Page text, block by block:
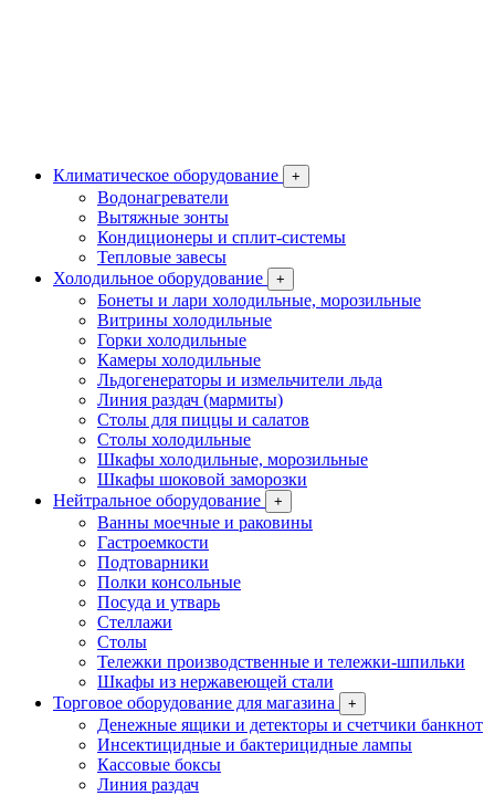
Климатическое оборудование +
Водонагреватели
Вытяжные зонты
Кондиционеры и сплит-системы
Тепловые завесы
Холодильное оборудование
+
Бонеты и лари холодильные, морозильные
Витрины холодильные
Горки холодильные
Камеры холодильные
Льдогенераторы и измельчители льда
Линия раздач (мармиты)
Столы для пиццы и салатов
Столы холодильные
Шкафы холодильные, морозильные
Шкафы шоковой заморозки
Нейтральное оборудование
+
Ванны моечные и раковины
Гастроемкости
Подтоварники
Полки консольные
Посуда и утварь
Стеллажи
Столы
Тележки производственные и тележки-шпильки
Шкафы из нержавеющей стали
Торговое оборудование для магазина
+
Денежные ящики и детекторы и счетчики банкнот
Инсектицидные и бактерицидные лампы
Кассовые боксы
Линия раздач